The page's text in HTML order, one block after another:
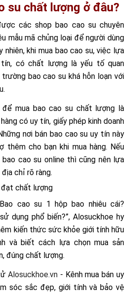
su chất lượng ở đâu?
các shop bao cao su chuyên
mẫu mã chủng loại để người dùng
nhiên, khi mua bao cao su, việc lựa
có chất lượng là yếu tố quan
bao cao su khá hỗn loạn với
mua bao cao su chất lượng là
có uy tín, giấy phép kinh doanh
nơi bán bao cao su uy tín này
thêm cho bạn khi mua hàng. Nếu
bao cao su online thì cũng nên lựa
chỉ rõ ràng.
đạt chất lượng
Bao cao su 1 hộp bao nhiêu cái?
dụng phổ biến?”, Alosuckhoe hy
kiến thức sức khỏe giới tính hữu
và biết cách lựa chọn mua sản
đúng chất lượng.
Alosuckhoe.vn - Kênh mua bán uy
sóc sắc đẹp, giới tính và bảo vệ